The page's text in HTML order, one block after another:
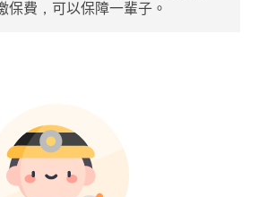
保費，可以保障一輩子。